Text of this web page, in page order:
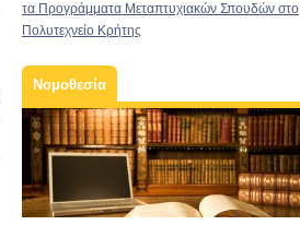
τα Προγράμματα Μεταπτυχιακών Σπουδών στο
Πολυτεχνείο Κρήτης
Νομοθεσία